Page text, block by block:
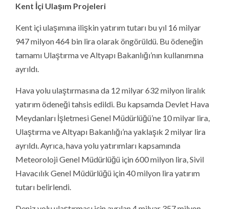
Kent İçi Ulaşım Projeleri
Kent içi ulaşımına ilişkin yatırım tutarı bu yıl 16 milyar
947 milyon 464 bin lira olarak öngörüldü. Bu ödeneğin
tamamı Ulaştırma ve Altyapı Bakanlığı’nın kullanımına
ayrıldı.
Hava yolu ulaştırmasına da 12 milyar 632 milyon liralık
yatırım ödeneği tahsis edildi. Bu kapsamda Devlet Hava
Meydanları İşletmesi Genel Müdürlüğü’ne 10 milyar lira,
Ulaştırma ve Altyapı Bakanlığı’na yaklaşık 2 milyar lira
ayrıldı. Ayrıca, hava yolu yatırımları kapsamında
Meteoroloji Genel Müdürlüğü için 600 milyon lira, Sivil
Havacılık Genel Müdürlüğü için 40 milyon lira yatırım
tutarı belirlendi.